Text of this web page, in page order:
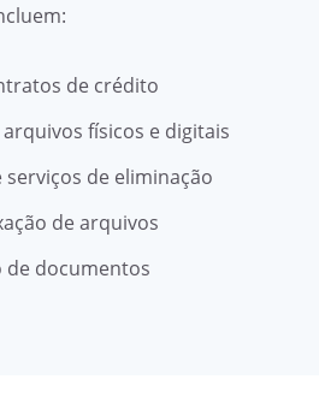
de crédito
físicos e digitais
de eliminação
de arquivos
de documentos